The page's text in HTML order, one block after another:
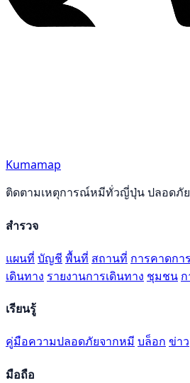
Kumamap
ติดตามเหตุการณ์หมีทั่วญี่ปุ่น ปลอดภัย
สำรวจ
แผนที่ บัญชี พื้นที่ สถานที่ การคาดก
เดินทาง รายงานการเดินทาง ชุมชน
เรียนรู้
คู่มือความปลอดภัยจากหมี บล็อก ข่าว
มือถือ